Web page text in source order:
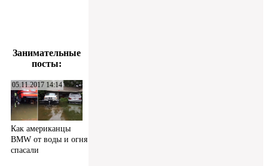
Занимательные
посты:
05.11.2017 14:14
Как американцы
BMW от воды и огня
спасали